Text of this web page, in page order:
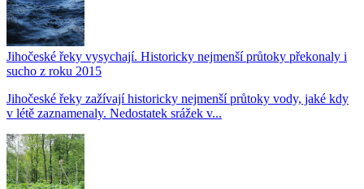
Jihočeské řeky vysychají. Historicky nejmenší průtoky překonaly i
sucho z roku 2015
Jihočeské řeky zažívají historicky nejmenší průtoky vody, jaké kdy
v létě zaznamenaly. Nedostatek srážek v...